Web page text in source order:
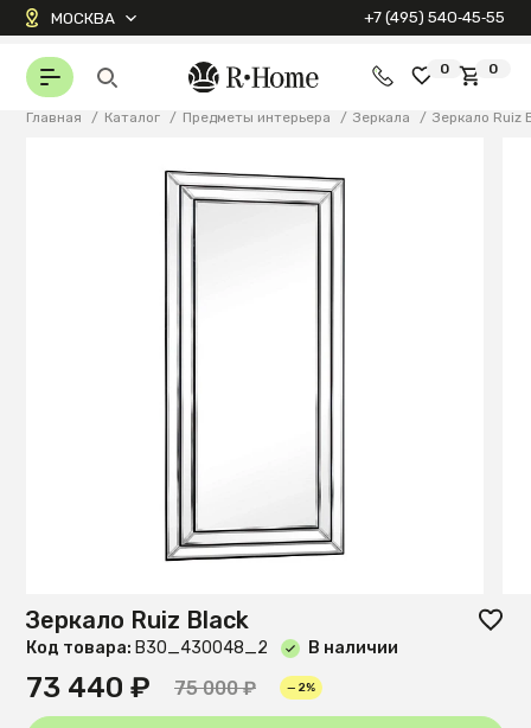
МОСКВА +7 (495) 540‑45‑55
0 0
Главная / Каталог / Предметы интерьера / Зеркала / Зеркало Ruiz
Зеркало Ruiz Black
Код товара: B30_430048_2 В наличии
73 440 ₽ 75 000 ₽ — 2%